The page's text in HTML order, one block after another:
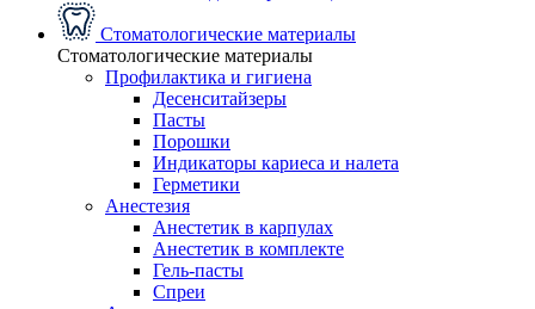
Стоматологические материалы
Стоматологические материалы
Профилактика и гигиена
Десенситайзеры
Пасты
Порошки
Индикаторы кариеса и налета
Герметики
Анестезия
Анестетик в карпулах
Анестетик в комплекте
Гель-пасты
Спреи